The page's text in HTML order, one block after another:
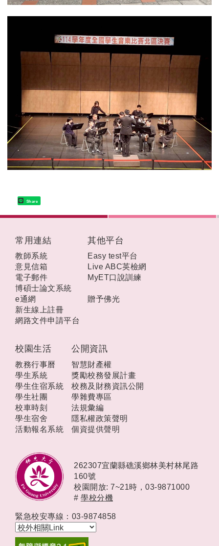
Share
校園生活
教務行事曆
學生系統
學生住宿系統
學生社團
校車時刻
學生宿舍
活動報名系統
公開資訊
智慧財產權
獎勵校務發展計畫
校務及財務資訊公開
學雜費專區
法規彙編
隱私權政策聲明
個資提供聲明
常用連結
教師系統
意見信箱
電子郵件
博碩士論文系統
e通網
新生線上註冊
網路文件申請平台
其他平台
Easy test平台
Live ABC英檢網
MyET口說訓練
贈予佛光
262307宜蘭縣礁溪鄉林美村林尾路
160號
校園開放: 7~21時， 03-9871000
# 學校分機
緊急校安專線：03-9874858